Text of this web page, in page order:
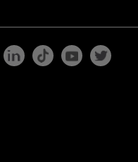
linkedingoogleplus
pinterest
twitter